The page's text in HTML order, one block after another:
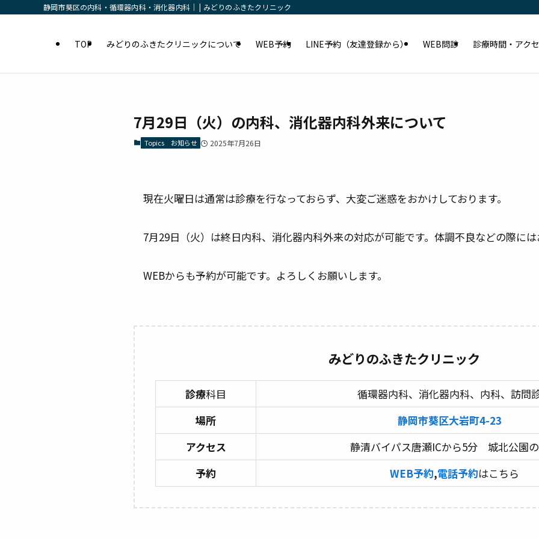
静岡市葵区の内科・循環器内科・消化器内科｜ | みどりのふきたクリニック
TOP みどりのふきたクリニックについて WEB予約 LINE予約（友達登録から） WEB問診 診療時間・アク
7月29日（火）の内科、消化器内科外来について
Topics お知らせ 2025年7月26日
現在火曜日は通常は診療を行なっておらず、大変ご迷惑をおかけしております。
7月29日（火）は終日内科、消化器内科外来の対応が可能です。体調不良などの際には
WEBからも予約が可能です。よろしくお願いします。
みどりのふきたクリニック
診療科目
循環器内科、消化器内科、内科、訪問
場所
静岡市葵区大岩町4-23
アクセス
静清バイパス唐瀬ICから5分 城北公園の
予約
WEB予約,電話予約はこちら